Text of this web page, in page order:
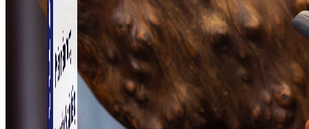
Simple Instagram
Phần mềm gửi follow, nhắn tin, nuôi nick Instagram.